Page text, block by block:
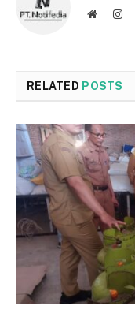
Website
RELATED POSTS